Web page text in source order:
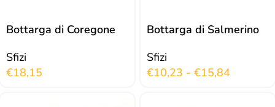
Bottarga di Coregone
Sfizi
€18,15
Bottarga di Salmerino
Sfizi
€10,23 - €15,84